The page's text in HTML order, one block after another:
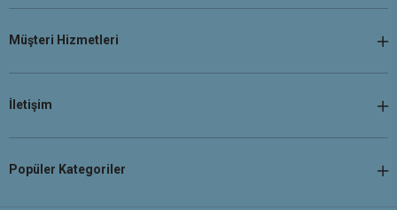
Müşteri Hizmetleri
İletişim
Popüler Kategoriler